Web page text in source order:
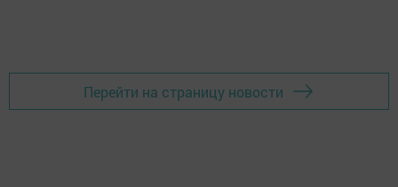
Перейти на страницу новости